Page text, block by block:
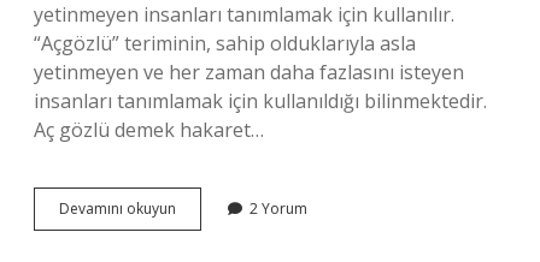
yetinmeyen insanları tanımlamak için kullanılır.
“Açgözlü” teriminin, sahip olduklarıyla asla
yetinmeyen ve her zaman daha fazlasını isteyen
insanları tanımlamak için kullanıldığı bilinmektedir.
Aç gözlü demek hakaret…
Devamını okuyun
Gözlü
2 Yorum